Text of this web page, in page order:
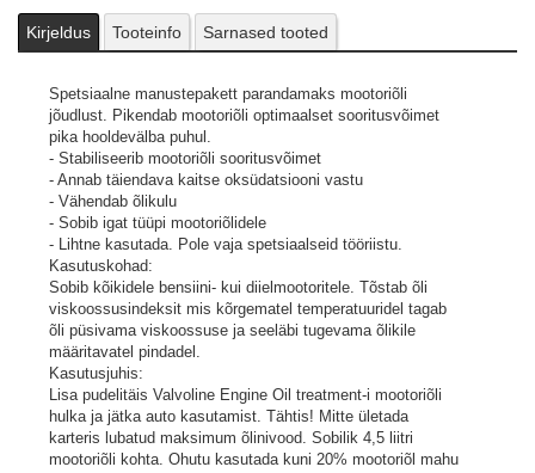
Pildid ja videod on illustratiivsed.
Kirjeldus Tooteinfo Sarnased tooted
Spetsiaalne manustepakett parandamaks mootoriõli
jõudlust. Pikendab mootoriõli optimaalset sooritusvõimet
pika hooldevälba puhul.
- Stabiliseerib mootoriõli sooritusvõimet
- Annab täiendava kaitse oksüdatsiooni vastu
- Vähendab õlikulu
- Sobib igat tüüpi mootoriõlidele
- Lihtne kasutada. Pole vaja spetsiaalseid tööriistu.
Kasutuskohad:
Sobib kõikidele bensiini- kui diielmootoritele. Tõstab õli
viskoossusindeksit mis kõrgematel temperatuuridel tagab
õli püsivama viskoossuse ja seeläbi tugevama õlikile
määritavatel pindadel.
Kasutusjuhis:
Lisa pudelitäis Valvoline Engine Oil treatment-i mootoriõli
hulka ja jätka auto kasutamist. Tähtis! Mitte ületada
karteris lubatud maksimum õlinivood. Sobilik 4,5 liitri
mootoriõli kohta. Ohutu kasutada kuni 20% mootoriõl mahu